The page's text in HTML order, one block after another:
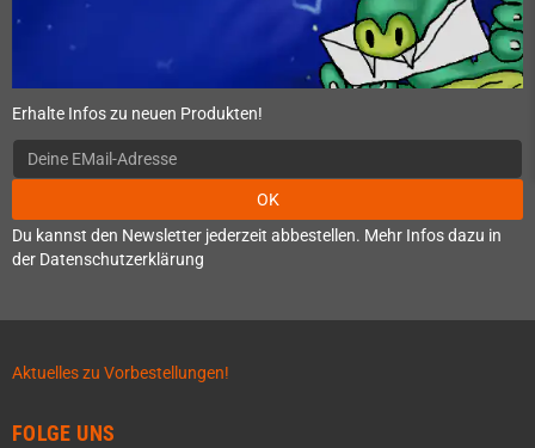
Erhalte Infos zu neuen Produkten!
OK
Du kannst den Newsletter jederzeit abbestellen. Mehr Infos dazu in
der Datenschutzerklärung
Aktuelles zu Vorbestellungen!
FOLGE UNS